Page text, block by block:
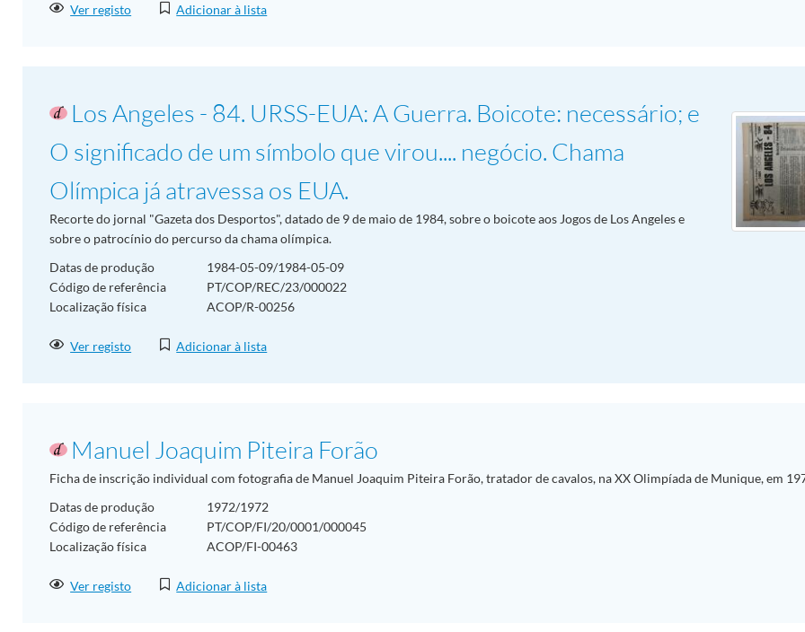
Ver registo Adicionar à lista
Los Angeles - 84. URSS-EUA: A Guerra. Boicote: necessário; e
O significado de um símbolo que virou.... negócio. Chama
Olímpica já atravessa os EUA.
Recorte do jornal "Gazeta dos Desportos", datado de 9 de maio de 1984, sobre o boicote aos Jogos de Los Angeles e
sobre o patrocínio do percurso da chama olímpica.
Datas de produção
1984-05-09/1984-05-09
Código de referência
PT/COP/REC/23/000022
Localização física
ACOP/R-00256
Ver registo Adicionar à lista
Manuel Joaquim Piteira Forão
Ficha de inscrição individual com fotografia de Manuel Joaquim Piteira Forão, tratador de cavalos, na XX Olimpíada de Munique, em
Datas de produção
1972/1972
Código de referência
PT/COP/FI/20/0001/000045
Localização física
ACOP/FI-00463
Ver registo Adicionar à lista